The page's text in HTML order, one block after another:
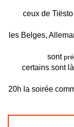
ceux de
les Belges,
sont
certains sont là
20h la soirée